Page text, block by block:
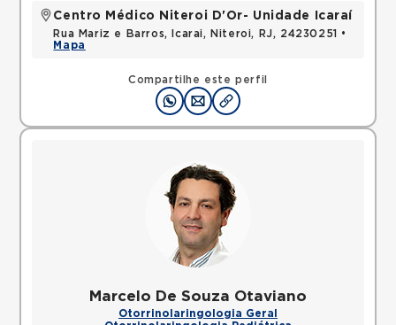
Compartilhe este perfil
Centro Médico Niteroi D'Or- Unidade Icaraí
Rua Mariz e Barros, Icarai, Niteroi, RJ, 24230251 •
Mapa
Marcelo De Souza Otaviano
Otorrinolaringologia Geral